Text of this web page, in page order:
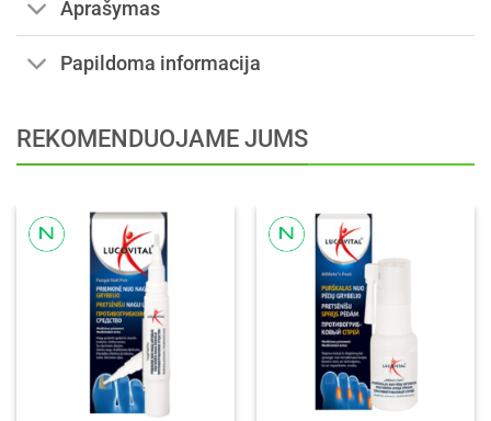
Aprašymas
Papildoma informacija
REKOMENDUOJAME JUMS